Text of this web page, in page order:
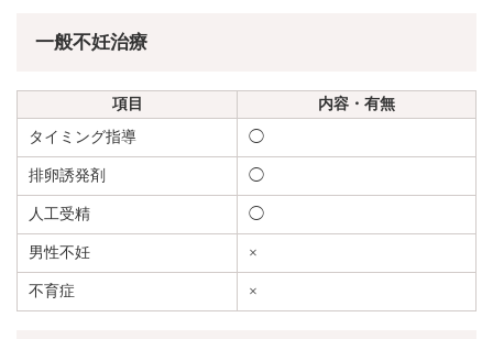
一般不妊治療
項目
内容・有無
タイミング指導
◯
排卵誘発剤 ◯
人工受精 ◯
男性不妊 ×
不育症 ×